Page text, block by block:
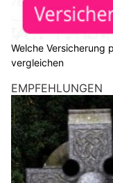
Welche Versicherung
vergleichen
EMPFEHLUNGEN